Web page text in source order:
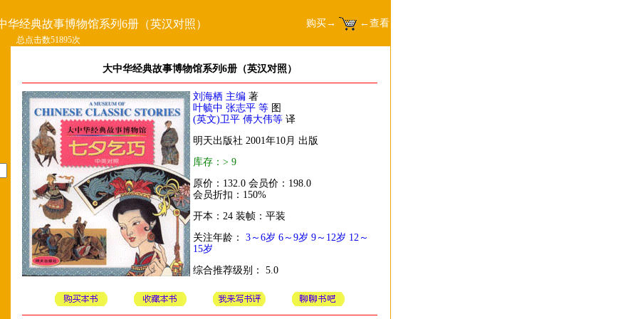
华经典故事博物馆系列6册（英汉对照） 购买→ ←查看
总点击数51895次
大中华经典故事博物馆系列6册（英汉对照）
刘海栖 主编 著
叶毓中 张志平 等 图
(英文)卫平 傅大伟等 译
明天出版社 2001年10月 出版
库存：> 9
原价：132.0 会员价：198.0
会员折扣：150%
开本：24 装帧：平装
关注年龄： 3～6岁 6～9岁 9～12岁 12～
15岁
综合推荐级别： 5.0